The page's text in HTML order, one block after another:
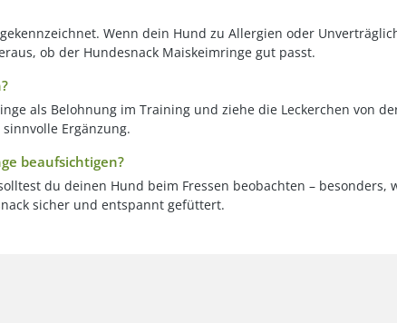
Wenn dein Hund zu Allergien oder
ob der Hundesnack Maiskeimringe gut passt.
als Belohnung im Training und ziehe die Leckerchen von
Ergänzung.
beaufsichtigen?
du deinen Hund beim Fressen beobachten –
sicher und entspannt gefüttert.